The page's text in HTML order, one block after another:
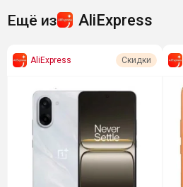
Ещё из AliExpress
AliExpress Скидки